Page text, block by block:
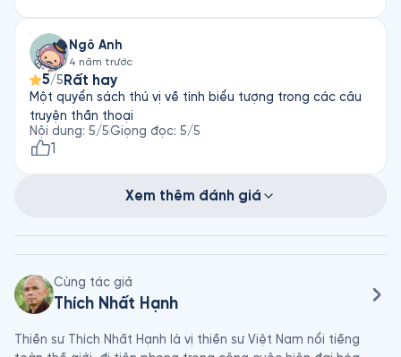
Ngô Anh
4 năm trước
5/5 Rất hay
Một quyển sách thú vị về tính biểu tượng trong các câu
truyện thần thoại
Nội dung: 5/5Giọng đọc: 5/5
1
Xem thêm đánh giá
Cùng tác giả
Thích Nhất Hạnh
Thiền sư Thích Nhất Hạnh là vị thiền sư Việt Nam nổi tiếng